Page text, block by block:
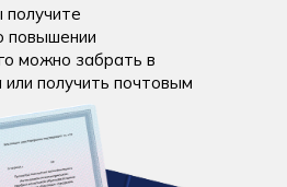
получите
повышении
можно забрать в
получить почтовым